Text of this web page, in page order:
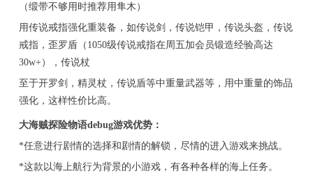
（缎带不够用时推荐用隼木）
用传说戒指强化重装备，如传说剑，传说铠甲，传说头盔，传说
戒指，歪罗盾（1050级传说戒指在周五加会员锻造经验高达
30w+），传说杖
至于开罗剑，精灵杖，传说盾等中重量武器等，用中重量的饰品
强化，这样性价比高。
大海贼探险物语debug游戏优势：
*任意进行剧情的选择和剧情的解锁，尽情的进入游戏来挑战。
*这款以海上航行为背景的小游戏，有各种各样的海上任务。